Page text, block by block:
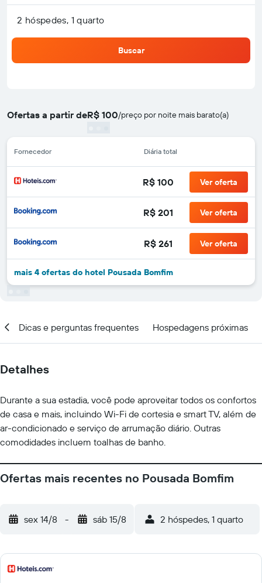
2 hóspedes, 1 quarto
Buscar
Ofertas a partir deR$ 100/preço por noite mais barato(a)
Fornecedor Diária total
R$ 100 Ver oferta
R$ 201 Ver oferta
R$ 261 Ver oferta
mais 4 ofertas do hotel Pousada Bomfim
Dicas e perguntas frequentes Hospedagens próximas
Detalhes
Durante a sua estadia, você pode aproveitar todos os confortos
de casa e mais, incluindo Wi-Fi de cortesia e smart TV, além de
ar-condicionado e serviço de arrumação diário. Outras
comodidades incluem toalhas de banho.
Ofertas mais recentes no Pousada Bomfim
sex 14/8 - sáb 15/8 2 hóspedes, 1 quarto